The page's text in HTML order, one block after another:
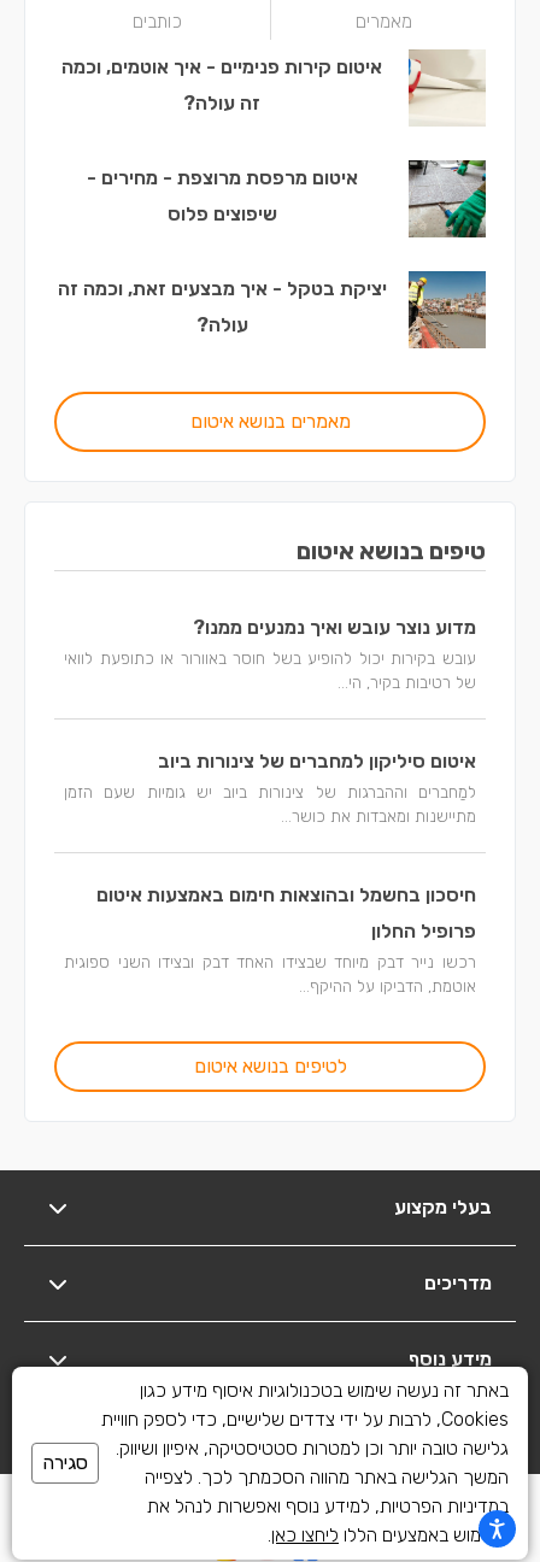
מאמרים כותבים
איטום קירות פנימיים - איך אוטמים, וכמה
זה עולה?
איטום מרפסת מרוצפת - מחירים -
שיפוצים פלוס
יציקת בטקל - איך מבצעים זאת, וכמה זה
עולה?
מאמרים בנושא איטום
טיפים בנושא איטום
מדוע נוצר עובש ואיך נמנעים ממנו?
עובש בקירות יכול להופיע בשל חוסר באוורור או כתופעת לוואי
של רטיבות בקיר, הי...
איטום סיליקון למחברים של צינורות ביוב
למַחברים וההברגות של צינורות ביוב יש גומיות שעם הזמן
מתיישנות ומאבדות את כושר...
חיסכון בחשמל ובהוצאות חימום באמצעות איטום
פרופיל החלון
רכשו נייר דבק מיוחד שבצידו האחד דבק ובצידו השני ספוגית
אוטמת, הדביקו על ההיקף...
לטיפים בנושא איטום
בעלי מקצוע
מדריכים
מידע נוסף
יצירת קשר
כל הזכויות שמורות לשיפוצים פלוס 2010-2026
באתר זה נעשה שימוש בטכנולוגיות איסוף מידע כגון
Cookies, לרבות על ידי צדדים שלישיים, כדי לספק חוויית
גלישה טובה יותר וכן למטרות סטטיסטיקה, איפיון ושיווק.
המשך הגלישה באתר מהווה הסכמתך לכך. לצפייה
במדיניות הפרטיות, למידע נוסף ואפשרות לנהל את
השימוש באמצעים הללו ליחצו כאן.
סגירה